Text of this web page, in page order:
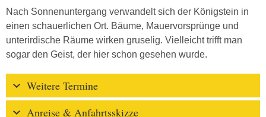
Nach Sonnenuntergang verwandelt sich der Königstein in
einen schauerlichen Ort. Bäume, Mauervorsprünge und
unterirdische Räume wirken gruselig. Vielleicht trifft man
sogar den Geist, der hier schon gesehen wurde.
Weitere Termine
Anreise & Anfahrtsskizze